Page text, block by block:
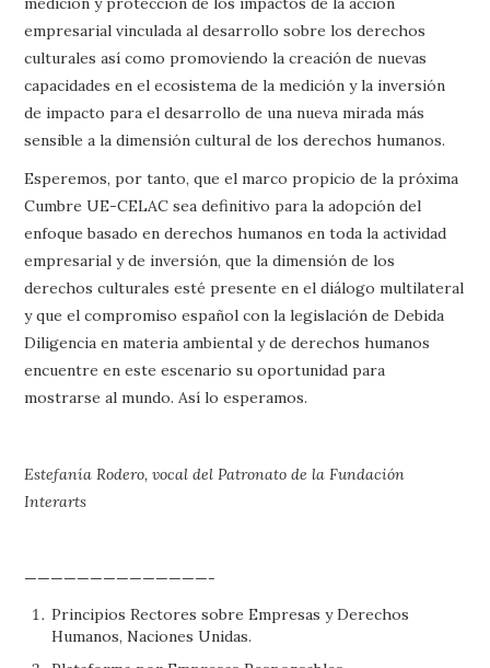
empresarial vinculada al desarrollo sobre los derechos
culturales así como promoviendo la creación de nuevas
capacidades en el ecosistema de la medición y la inversión
de impacto para el desarrollo de una nueva mirada más
sensible a la dimensión cultural de los derechos humanos.
Esperemos, por tanto, que el marco propicio de la próxima
Cumbre UE-CELAC sea definitivo para la adopción del
enfoque basado en derechos humanos en toda la actividad
empresarial y de inversión, que la dimensión de los
derechos culturales esté presente en el diálogo multilateral
y que el compromiso español con la legislación de Debida
Diligencia en materia ambiental y de derechos humanos
encuentre en este escenario su oportunidad para
mostrarse al mundo. Así lo esperamos.
Estefanía Rodero, vocal del Patronato de la Fundación
Interarts
——————————————-
Principios Rectores sobre Empresas y Derechos
Humanos, Naciones Unidas.